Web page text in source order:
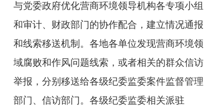
与党委政府优化营商环境领导机构各专项小组
和审计、财政部门的协作配合，建立情况通报
和线索移送机制。各地各单位发现营商环境领
域腐败和作风问题线索，或者相关的群众信访
举报，分别移送给各级纪委监委案件监督管理
部门、信访部门。各级纪委监委相关派驻